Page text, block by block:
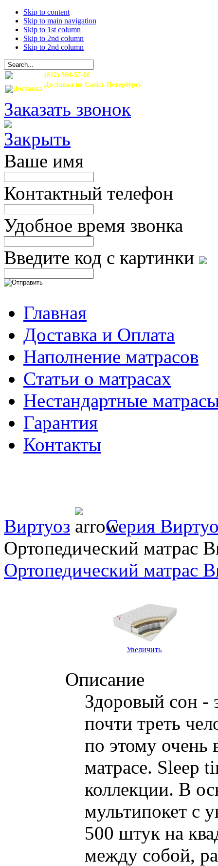
Skip to content
Skip to main navigation
Skip to 1st column
Skip to 2nd column
Skip to 2nd column
(812) 980-57-08
Доставка по Санкт-Петербургу
Заказать звонок
Ваше имя
Контактный телефон
Удобное время звонка
Введите код с картинки
Главная
Доставка и Оплата
Наполнение матрасов
Cтатьи о матрасах
Нестандартные
Гарантия
Контакты
Виртуоз
Серия
Ортопедический матрас
Ортопедический матрас
Увеличить
Описание
Здоровый сон -
почти треть
по этому очень
матрасе. Sleep
коллекции. В
мультипокет с
500 штук на
между собой,